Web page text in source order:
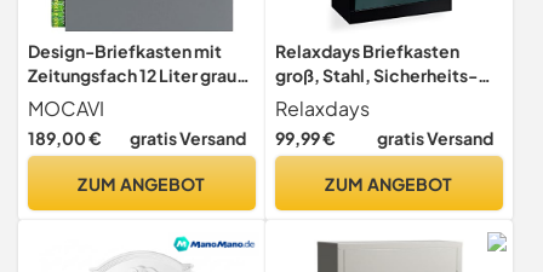
Design-Briefkasten mit
Zeitungsfach 12 Liter grau-
aluminium (RAL 9007)
MOCAVI Box 111
Wandbriefkasten
MOCAVI
189,00 € gratis Versand
ZUM ANGEBOT
Relaxdays Briefkasten
groß, Stahl, Sicherheits-
Klappe, Schloss, HxBxT: 53
x 43,5 x 26 cm,
Wandbriefkasten,
Relaxdays
99,99 € gratis Versand
ZUM ANGEBOT